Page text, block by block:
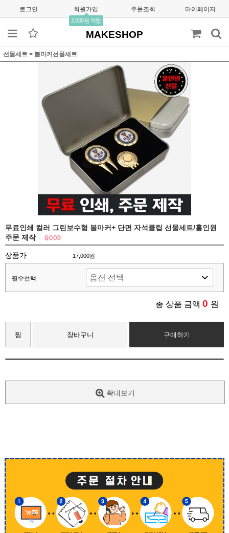
로그인 회원가입
2,000원 적립
주문조회 마이페이지
MAKESHOP
선물세트 > 볼마커선물세트
무료인쇄 컬러 그린보수형 볼마커+ 단면 자석클립 선물세트/홀인원
주문 제작
상품가 17,000원
필수선택
총 상품 금액 0 원
찜 장바구니 구매하기
확대보기